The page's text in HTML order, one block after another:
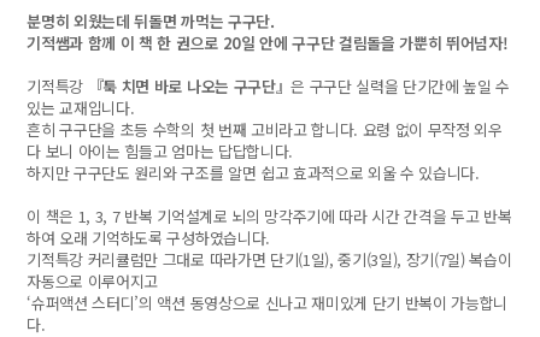
분명히 외웠는데 뒤돌면 까먹는 구구단.
기적쌤과 함께 이 책 한 권으로 20일 안에 구구단 걸림돌을 가뿐히 뛰어넘자!
기적특강
『툭 치면 바로 나오는 구구단』은 구구단 실력을 단기간에 높일 수
있는 교재입니다.
흔히 구구단을 초등 수학의 첫 번째 고비라고 합니다. 요령 없이 무작정 외우
다 보니 아이는 힘들고 엄마는 답답합니다.
하지만 구구단도 원리와 구조를 알면 쉽고 효과적으로 외울 수 있습니다.
이 책은 1, 3, 7 반복 기억설계로 뇌의 망각주기에 따라 시간 간격을 두고 반복
하여 오래 기억하도록 구성하였습니다.
기적특강 커리큘럼만 그대로 따라가면 단기(1일), 중기(3일), 장기(7일) 복습이
자동으로 이루어지고
‘슈퍼액션 스터디’의 액션 동영상으로 신나고 재미있게 단기 반복이 가능합니
다.